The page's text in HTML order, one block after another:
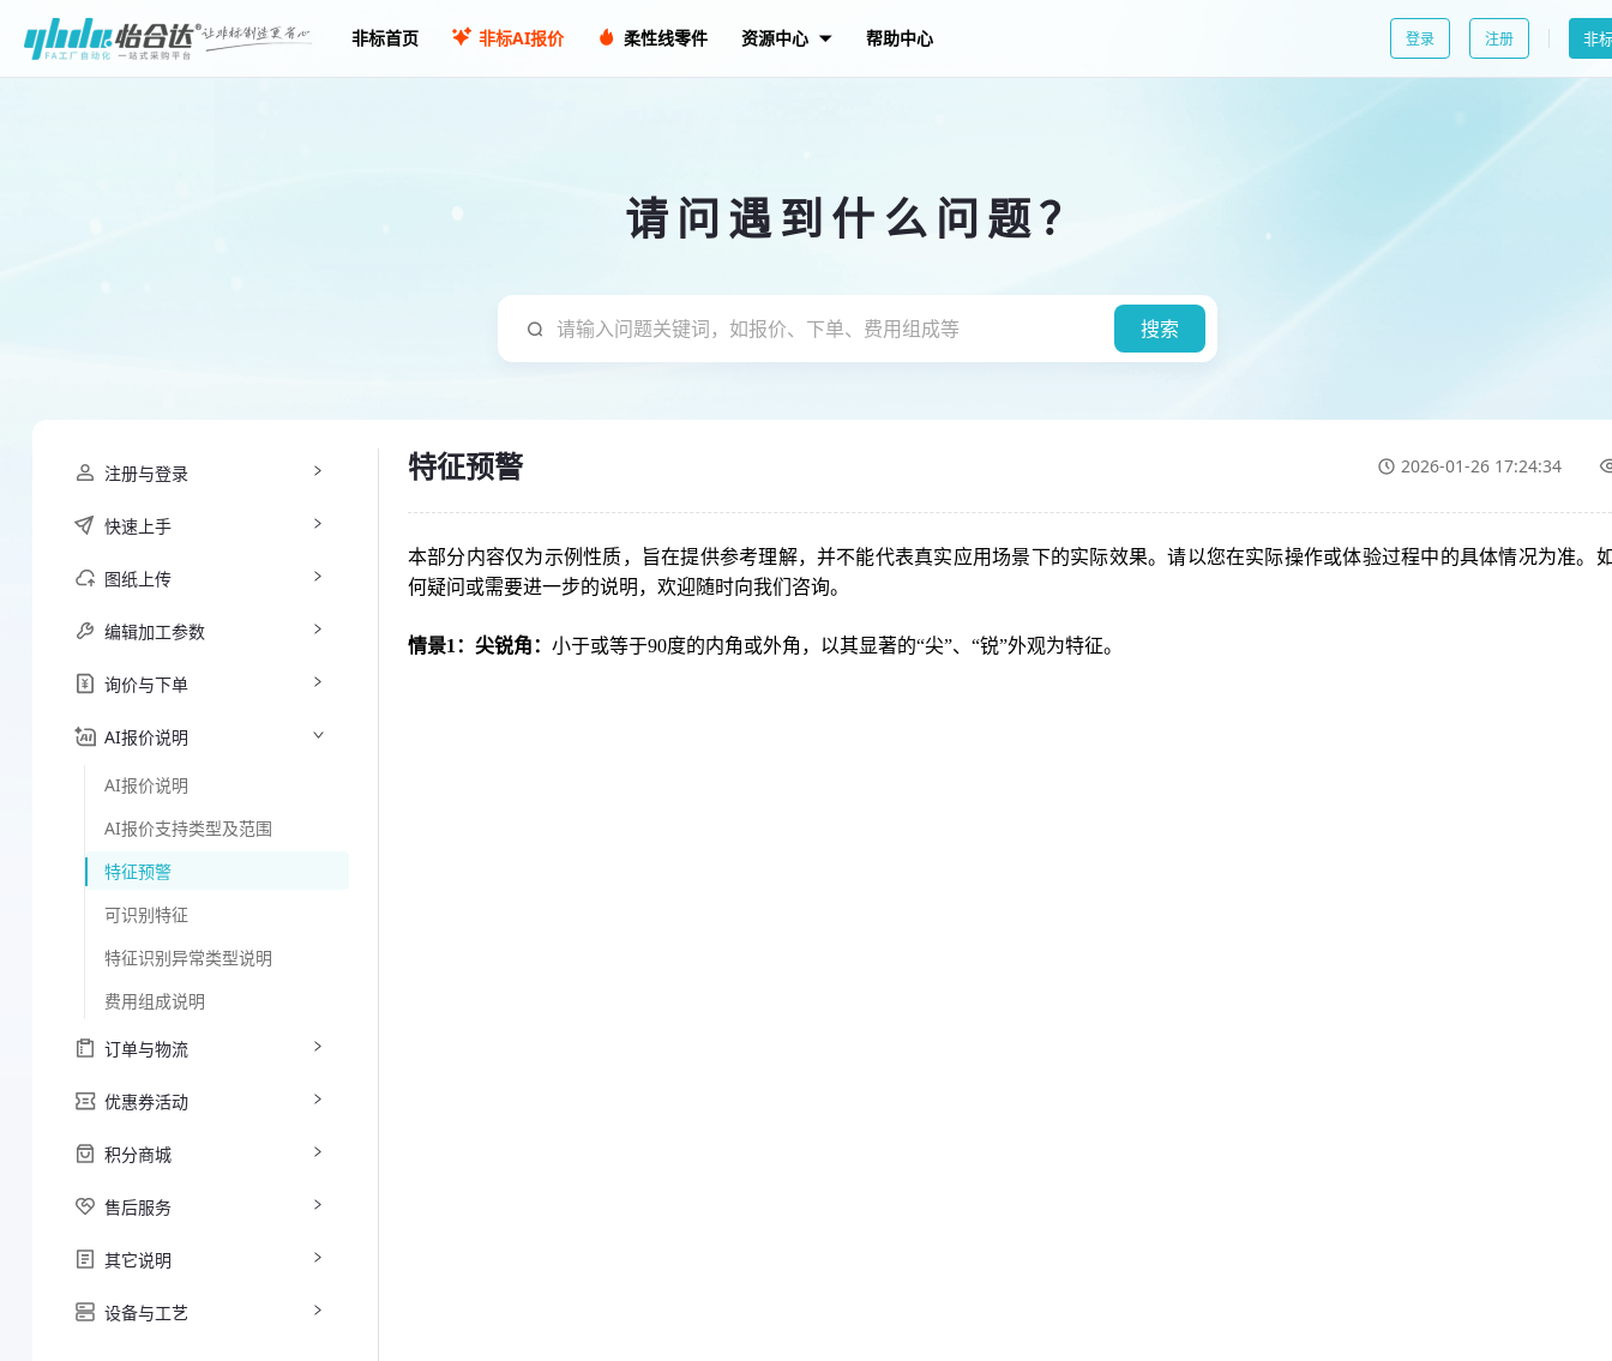
非标首页 非标AI报价 柔性线零件 资源中心 帮助中心 登录 注册 非
请问遇到什么问题？
搜索
注册与登录
快速上手
图纸上传
编辑加工参数
询价与下单
AI报价说明
AI报价说明
AI报价支持类型及范围
特征预警
可识别特征
特征识别异常类型说明
费用组成说明
订单与物流
优惠券活动
积分商城
售后服务
其它说明
设备与工艺
特征预警 2026-01-26 17:24:34
本部分内容仅为示例性质，旨在提供参考理解，并不能代表真实应用场景下的实际效果。请以您在实际操作或体验过程中的具体情况为准。
何疑问或需要进一步的说明，欢迎随时向我们咨询。
情景1：尖锐角： 小于或等于90度的内角或外角，以其显著的“尖”、“锐”外观为特征。